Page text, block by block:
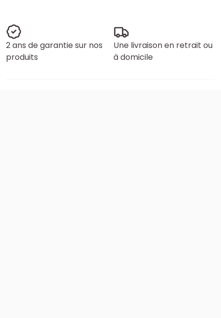
2 ans de garantie sur nos
produits
Une livraison en retrait ou
à domicile